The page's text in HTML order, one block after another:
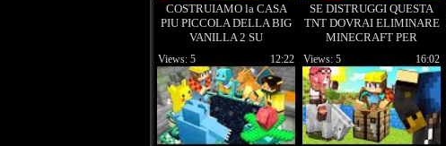
COSTRUIAMO la CASA
PIU PICCOLA DELLA BIG
VANILLA 2 SU
MINECRAFT!
SE DISTRUGGI QUESTA
TNT DOVRAI ELIMINARE
MINECRAFT PER
12:22
Views: 5 16:02
Views: 5